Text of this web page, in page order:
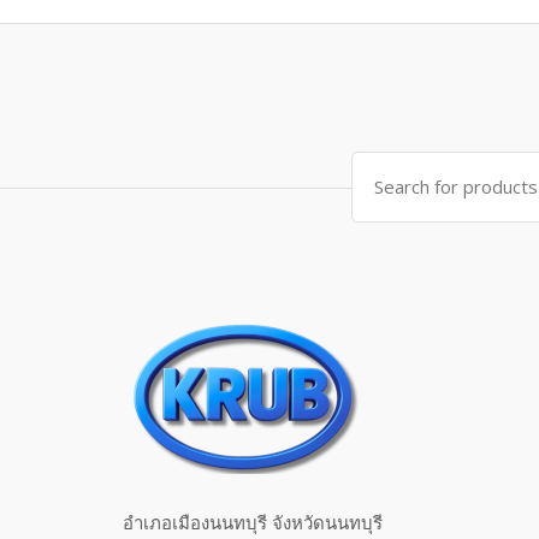
Search for:
อำเภอเมืองนนทบุรี จังหวัดนนทบุรี